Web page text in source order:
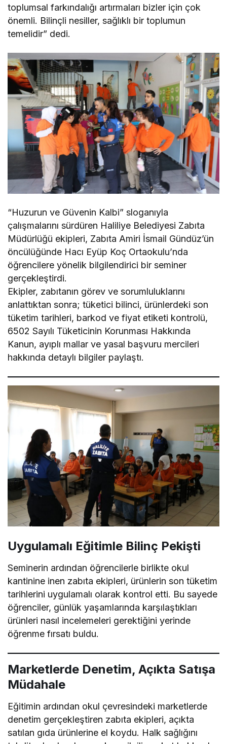
toplumsal farkındalığı artırmaları bizler için çok
önemli. Bilinçli nesiller, sağlıklı bir toplumun
temelidir” dedi.
“Huzurun ve Güvenin Kalbi” sloganıyla
çalışmalarını sürdüren Haliliye Belediyesi Zabıta
Müdürlüğü ekipleri, Zabıta Amiri İsmail Gündüz’ün
öncülüğünde Hacı Eyüp Koç Ortaokulu’nda
öğrencilere yönelik bilgilendirici bir seminer
gerçekleştirdi.
Ekipler, zabıtanın görev ve sorumluluklarını
anlattıktan sonra; tüketici bilinci, ürünlerdeki son
tüketim tarihleri, barkod ve fiyat etiketi kontrolü,
6502 Sayılı Tüketicinin Korunması Hakkında
Kanun, ayıplı mallar ve yasal başvuru mercileri
hakkında detaylı bilgiler paylaştı.
Uygulamalı Eğitimle Bilinç Pekişti
Seminerin ardından öğrencilerle birlikte okul
kantinine inen zabıta ekipleri, ürünlerin son tüketim
tarihlerini uygulamalı olarak kontrol etti. Bu sayede
öğrenciler, günlük yaşamlarında karşılaştıkları
ürünleri nasıl incelemeleri gerektiğini yerinde
öğrenme fırsatı buldu.
Marketlerde Denetim, Açıkta Satışa
Müdahale
Eğitimin ardından okul çevresindeki marketlerde
denetim gerçekleştiren zabıta ekipleri, açıkta
satılan gıda ürünlerine el koydu. Halk sağlığını